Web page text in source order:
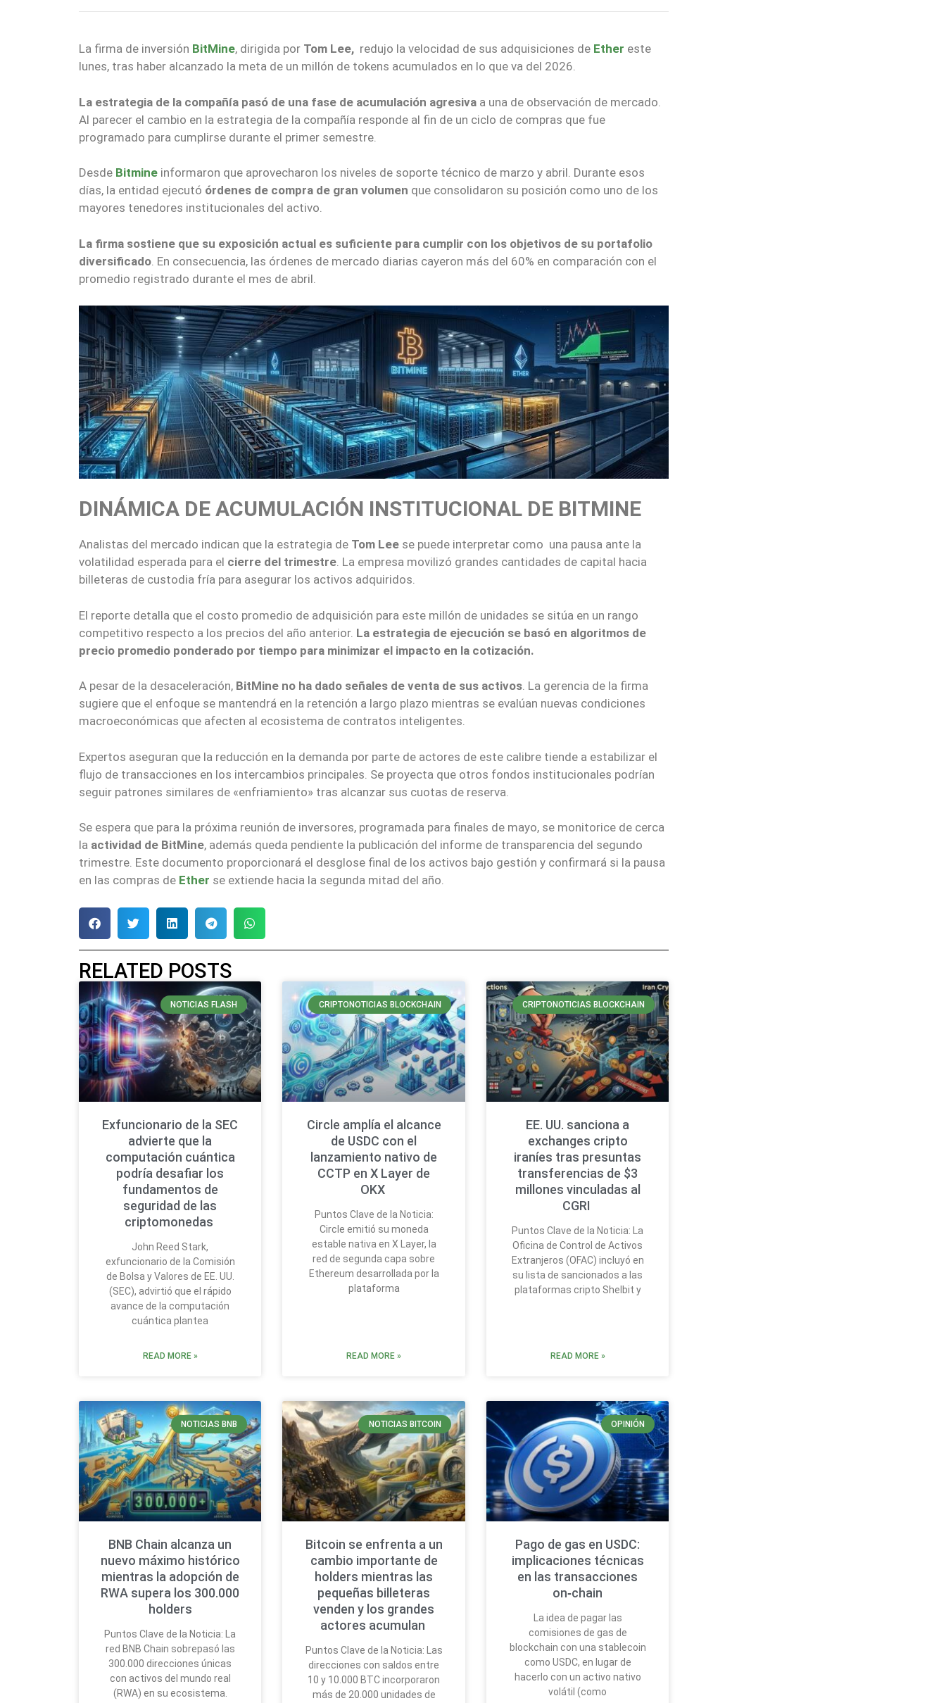
La firma de inversión BitMine, dirigida por Tom Lee, redujo la velocidad de sus adquisiciones de Ether este
lunes, tras haber alcanzado la meta de un millón de tokens acumulados en lo que va del 2026.
La estrategia de la compañía pasó de una fase de acumulación agresiva a una de observación de mercado.
Al parecer el cambio en la estrategia de la compañía responde al fin de un ciclo de compras que fue
programado para cumplirse durante el primer semestre.
Desde Bitmine informaron que aprovecharon los niveles de soporte técnico de marzo y abril. Durante esos
días, la entidad ejecutó órdenes de compra de gran volumen que consolidaron su posición como uno de los
mayores tenedores institucionales del activo.
La firma sostiene que su exposición actual es suficiente para cumplir con los objetivos de su portafolio
diversificado . En consecuencia, las órdenes de mercado diarias cayeron más del 60% en comparación con el
promedio registrado durante el mes de abril.
DINÁMICA DE ACUMULACIÓN INSTITUCIONAL DE BITMINE
Analistas del mercado indican que la estrategia de Tom Lee se puede interpretar como una pausa ante la
volatilidad esperada para el cierre del trimestre. La empresa movilizó grandes cantidades de capital hacia
billeteras de custodia fría para asegurar los activos adquiridos.
El reporte detalla que el costo promedio de adquisición para este millón de unidades se sitúa en un rango
competitivo respecto a los precios del año anterior. La estrategia de ejecución se basó en algoritmos de
precio promedio ponderado por tiempo para minimizar el impacto en la cotización.
A pesar de la desaceleración, BitMine no ha dado señales de venta de sus activos. La gerencia de la firma
sugiere que el enfoque se mantendrá en la retención a largo plazo mientras se evalúan nuevas condiciones
macroeconómicas que afecten al ecosistema de contratos inteligentes.
Expertos aseguran que la reducción en la demanda por parte de actores de este calibre tiende a estabilizar el
flujo de transacciones en los intercambios principales. Se proyecta que otros fondos institucionales podrían
seguir patrones similares de «enfriamiento» tras alcanzar sus cuotas de reserva.
Se espera que para la próxima reunión de inversores, programada para finales de mayo, se monitorice de cerca
la actividad de BitMine, además queda pendiente la publicación del informe de transparencia del segundo
trimestre. Este documento proporcionará el desglose final de los activos bajo gestión y confirmará si la pausa
en las compras de Ether se extiende hacia la segunda mitad del año.
RELATED POSTS
NOTICIAS FLASH
Exfuncionario de la SEC
advierte que la
computación cuántica
podría desafiar los
fundamentos de
seguridad de las
criptomonedas
John Reed Stark,
exfuncionario de la Comisión
de Bolsa y Valores de EE. UU.
(SEC), advirtió que el rápido
avance de la computación
cuántica plantea
READ MORE »
CRIPTONOTICIAS BLOCKCHAIN
Circle amplía el alcance
de USDC con el
lanzamiento nativo de
CCTP en X Layer de
OKX
Puntos Clave de la Noticia:
Circle emitió su moneda
estable nativa en X Layer, la
red de segunda capa sobre
Ethereum desarrollada por la
plataforma
READ MORE »
CRIPTONOTICIAS BLOCKCHAIN
EE. UU. sanciona a
exchanges cripto
iraníes tras presuntas
transferencias de $3
millones vinculadas al
CGRI
Puntos Clave de la Noticia: La
Oficina de Control de Activos
Extranjeros (OFAC) incluyó en
su lista de sancionados a las
plataformas cripto Shelbit y
READ MORE »
NOTICIAS BNB
BNB Chain alcanza un
nuevo máximo histórico
mientras la adopción de
RWA supera los 300.000
holders
Puntos Clave de la Noticia: La
red BNB Chain sobrepasó las
300.000 direcciones únicas
con activos del mundo real
(RWA) en su ecosistema.
NOTICIAS BITCOIN
Bitcoin se enfrenta a un
cambio importante de
holders mientras las
pequeñas billeteras
venden y los grandes
actores acumulan
Puntos Clave de la Noticia: Las
direcciones con saldos entre
10 y 10.000 BTC incorporaron
más de 20.000 unidades de
OPINIÓN
Pago de gas en USDC:
implicaciones técnicas
en las transacciones
on‑chain
La idea de pagar las
comisiones de gas de
blockchain con una stablecoin
como USDC, en lugar de
hacerlo con un activo nativo
volátil (como